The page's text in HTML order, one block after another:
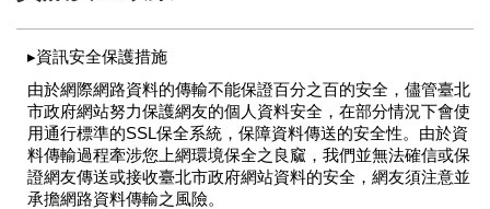
告
資
訊
認
識
文
化
▸資訊安全保護措施
由於網際網路資料的傳輸不能保證百分之百的安全，儘管臺北
市政府網站努力保護網友的個人資料安全，在部分情況下會使
用通行標準的SSL保全系統，保障資料傳送的安全性。由於資
料傳輸過程牽涉您上網環境保全之良窳，我們並無法確信或保
證網友傳送或接收臺北市政府網站資料的安全，網友須注意並
承擔網路資料傳輸之風險。